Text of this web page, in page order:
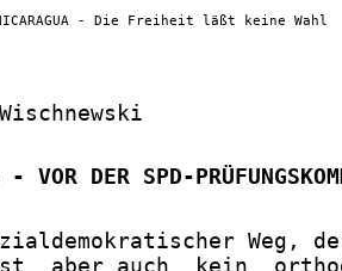
- Die Freiheit läßt keine Wahl
- VOR DER SPD-